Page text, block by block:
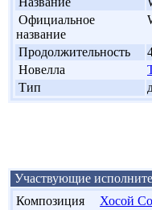
Официальное
название
Продолжительность
Новелла
Тип
Участвующие
Композиция
Хосой